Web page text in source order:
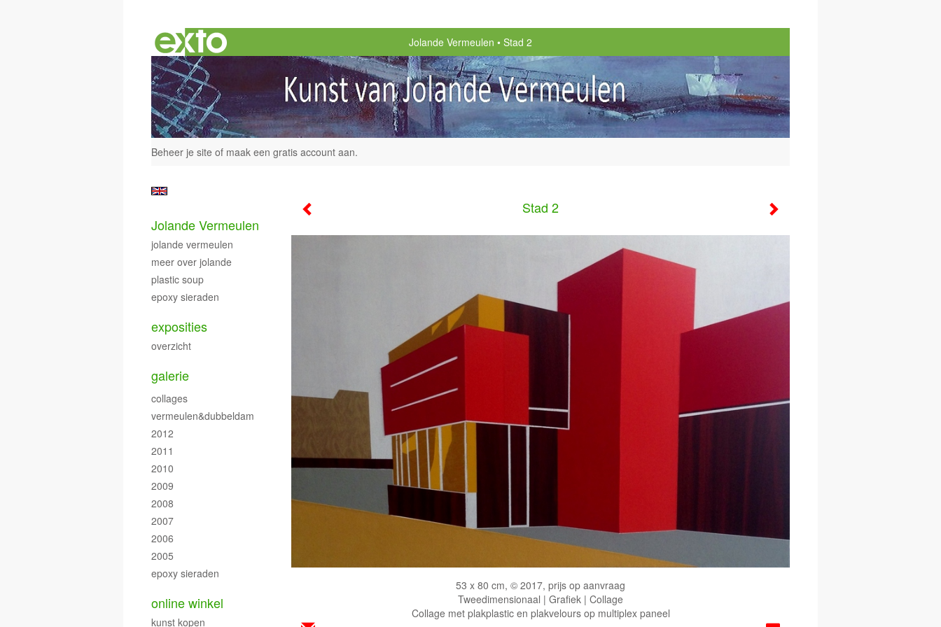
Jolande Vermeulen Stad 2
Beheer je site of maak een gratis account aan.
Stad 2
53 x 80 cm, © 2017, prijs op aanvraag
Tweedimensionaal | Grafiek | Collage
Collage met plakplastic en plakvelours op multiplex paneel
Jolande Vermeulen
jolande vermeulen
meer over jolande
plastic soup
epoxy sieraden
exposities
overzicht
galerie
collages
vermeulen&dubbeldam
2012
2011
2010
2009
2008
2007
2006
2005
epoxy sieraden
online winkel
kunst kopen